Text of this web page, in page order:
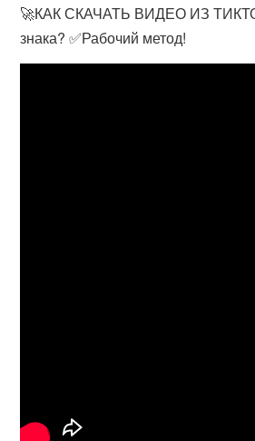
🚀КАК СКАЧАТЬ ВИДЕО ИЗ
знака? ✅Рабочий метод!